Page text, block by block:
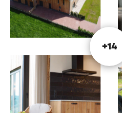
gemiddelde score van 9,4
boekingsplatforms zoals
Bedandbreakfast.nl. Gasten
consequent om de
pand met een modern, luxe
Belangrijkste pluspunten
Locatie en uitzicht: de
wordt vaak als
+14